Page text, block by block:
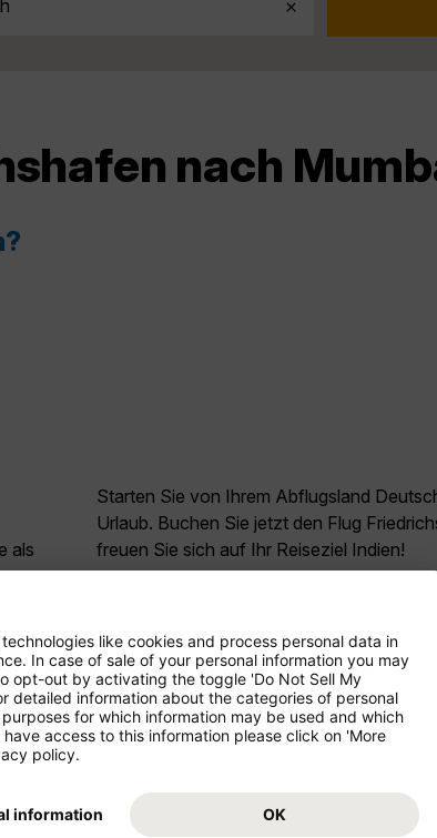
nach
als
Starten Sie von Ihrem Abflugsland
Urlaub. Buchen Sie jetzt den Flug
freuen Sie sich auf Ihr Reiseziel Indien!
Dubai